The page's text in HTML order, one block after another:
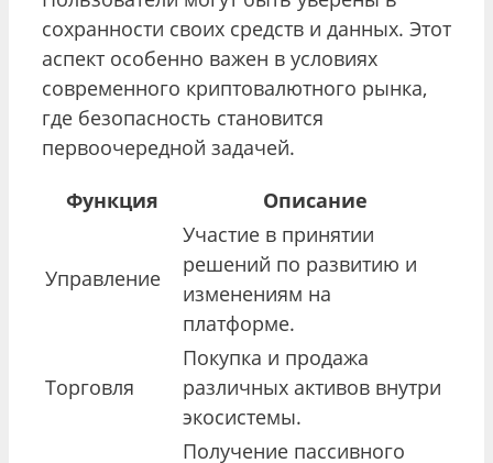
сохранности своих средств и данных. Этот
аспект особенно важен в условиях
современного криптовалютного рынка,
где безопасность становится
первоочередной задачей.
Функция
Описание
Управление
Участие в принятии
решений по развитию и
изменениям на
платформе.
Торговля
Покупка и продажа
различных активов внутри
экосистемы.
Получение пассивного